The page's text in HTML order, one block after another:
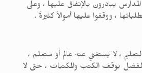
يبادرون بالإنفاق عليها ، وعلى
، ووقفوا عليها أموالاً كثيرةً .
، لا يستغني عنه عالم أو متعلم ،
بوقف الكتب والمكتبات ، حتى لا